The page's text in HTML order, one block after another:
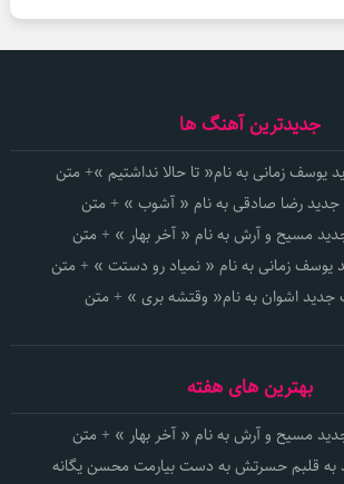
جدیدترین آهنگ ها
یوسف زمانی به نام« تا حالا نداشتیم »+ متن
جدید رضا صادقی به نام « آشوب » + متن
مسیح و آرش به نام « آخر بهار » + متن
یوسف زمانی به نام « نمیاد رو دستت » + متن
جدید اشوان به نام« وقتشه بری » + متن
بهترین های هفته
مسیح و آرش به نام « آخر بهار » + متن
به قلبم حسرتش به دست بیارمت محسن یگانه